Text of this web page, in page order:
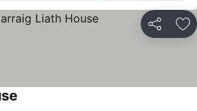
Partilhar